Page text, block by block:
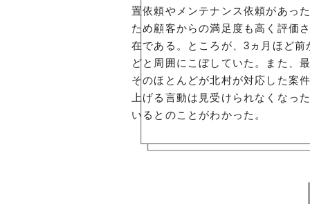
置依頼やメンテナンス依頼があっ
ため顧客からの満足度も高く評価
在である。ところが、3ヵ月ほど
どと周囲にこぼしていた。また、
そのほとんどが北村が対応した案
上げる言動は見受けられなくなっ
いるとのことがわかった。